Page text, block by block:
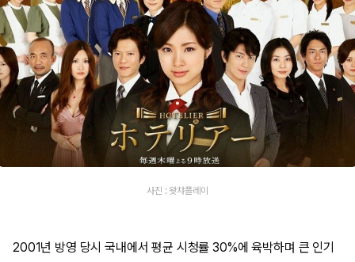
사진 : 왓챠플레이
2001년 방영 당시 국내에서 평균 시청률 30%에 육박하며 큰 인기